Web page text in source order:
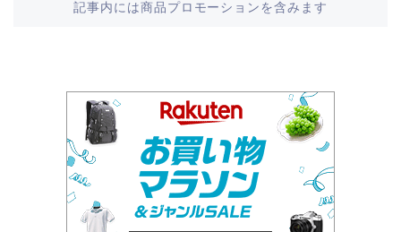
記事内には商品プロモーションを含みます